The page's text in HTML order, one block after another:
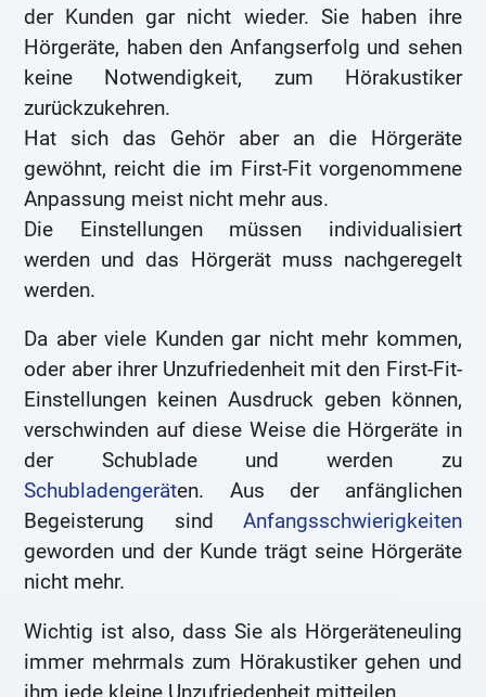
der Kunden gar nicht wieder. Sie haben ihre
Hörgeräte, haben den Anfangserfolg und sehen
keine Notwendigkeit, zum Hörakustiker
zurückzukehren.
Hat sich das Gehör aber an die Hörgeräte
gewöhnt, reicht die im First-Fit vorgenommene
Anpassung meist nicht mehr aus.
Die Einstellungen müssen individualisiert
werden und das Hörgerät muss nachgeregelt
werden.
Da aber viele Kunden gar nicht mehr kommen,
oder aber ihrer Unzufriedenheit mit den First-Fit-
Einstellungen keinen Ausdruck geben können,
verschwinden auf diese Weise die Hörgeräte in
der Schublade und werden zu
Schubladengeräten. Aus der anfänglichen
Begeisterung sind Anfangsschwierigkeiten
geworden und der Kunde trägt seine Hörgeräte
nicht mehr.
Wichtig ist also, dass Sie als Hörgeräteneuling
immer mehrmals zum Hörakustiker gehen und